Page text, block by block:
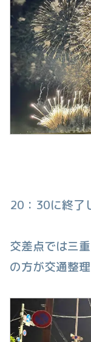
20：30に終了
交差点では三
の方が交通整